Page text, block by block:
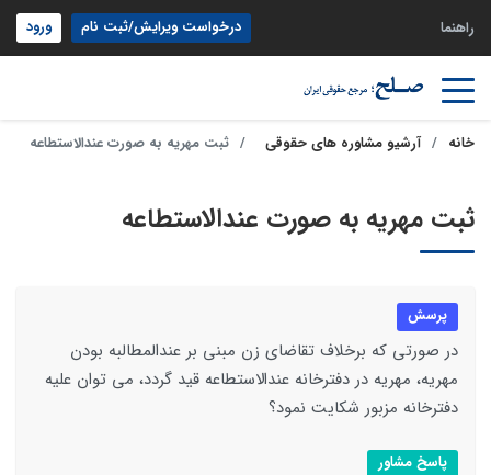
راهنما درخواست ویرایش/ثبت نام ورود
خانه آرشیو مشاوره های حقوقی ثبت مهریه به صورت عندالاستطاعه
ثبت مهریه به صورت عندالاستطاعه
پرسش
در صورتی که برخلاف تقاضای زن مبنی بر عندالمطالبه بودن
مهریه، مهریه در دفترخانه عندالاستطاعه قید گردد، می توان علیه
دفترخانه مزبور شکایت نمود؟
پاسخ مشاور